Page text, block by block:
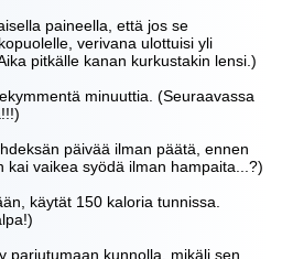
paineella, että jos se
verivana ulottuisi yli
pitkälle kanan kurkustakin lensi.)
minuuttia. (Seuraavassa
päivää ilman päätä, ennen
kai vaikea syödä ilman hampaita...?)
käytät 150 kaloria tunnissa.
pariutumaan kunnolla, mikäli sen